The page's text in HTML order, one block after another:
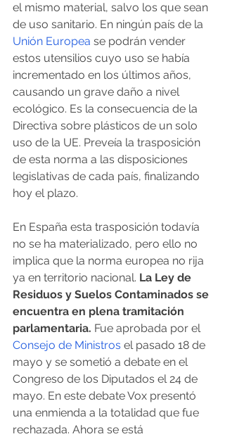
el mismo material, salvo los que sean
de uso sanitario. En ningún país de la
Unión Europea se podrán vender
estos utensilios cuyo uso se había
incrementado en los últimos años,
causando un grave daño a nivel
ecológico. Es la consecuencia de la
Directiva sobre plásticos de un solo
uso de la UE. Preveía la trasposición
de esta norma a las disposiciones
legislativas de cada país, finalizando
hoy el plazo.
En España esta trasposición todavía
no se ha materializado, pero ello no
implica que la norma europea no rija
ya en territorio nacional. La Ley de
Residuos y Suelos Contaminados se
encuentra en plena tramitación
parlamentaria. Fue aprobada por el
Consejo de Ministros el pasado 18 de
mayo y se sometió a debate en el
Congreso de los Diputados el 24 de
mayo. En este debate Vox presentó
una enmienda a la totalidad que fue
rechazada. Ahora se está